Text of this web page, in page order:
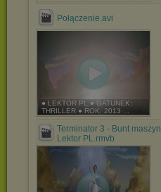
Połączenie.avi
● LEKTOR PL ● GATUNEK:
THRILLER ● ROK: 2013 ...
Terminator 3 - Bunt maszyn
Lektor PL.rmvb